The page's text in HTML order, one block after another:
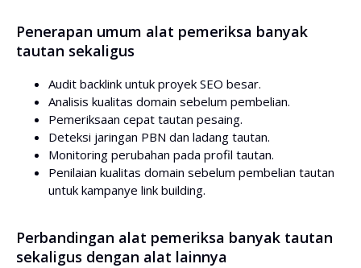
Penerapan umum alat pemeriksa banyak
tautan sekaligus
Audit backlink untuk proyek SEO besar.
Analisis kualitas domain sebelum pembelian.
Pemeriksaan cepat tautan pesaing.
Deteksi jaringan PBN dan ladang tautan.
Monitoring perubahan pada profil tautan.
Penilaian kualitas domain sebelum pembelian tautan
untuk kampanye link building.
Perbandingan alat pemeriksa banyak tautan
sekaligus dengan alat lainnya